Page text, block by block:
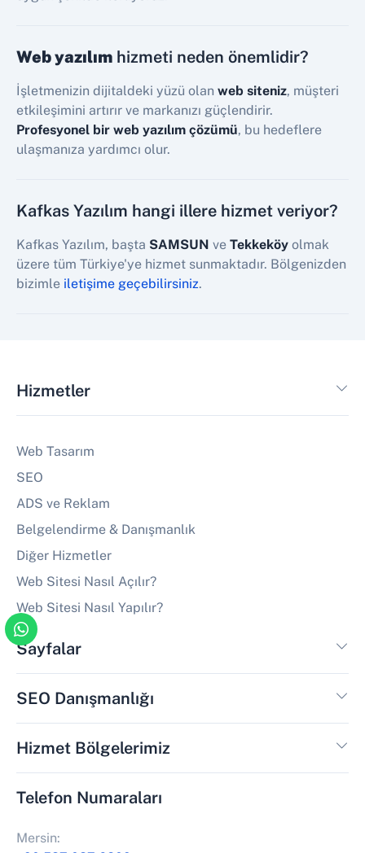
Web yazılım hizmeti neden önemlidir?
İşletmenizin dijitaldeki yüzü olan web siteniz, müşteri
etkileşimini artırır ve markanızı güçlendirir.
Profesyonel bir web yazılım çözümü, bu hedeflere
ulaşmanıza yardımcı olur.
Kafkas Yazılım hangi illere hizmet veriyor?
Kafkas Yazılım, başta SAMSUN ve Tekkeköy olmak
üzere tüm Türkiye'ye hizmet sunmaktadır. Bölgenizden
bizimle iletişime geçebilirsiniz.
Hizmetler
Web Tasarım
SEO
ADS ve Reklam
Belgelendirme & Danışmanlık
Diğer Hizmetler
Web Sitesi Nasıl Açılır?
Web Sitesi Nasıl Yapılır?
Sayfalar
SEO Danışmanlığı
Hizmet Bölgelerimiz
Telefon Numaraları
Mersin: